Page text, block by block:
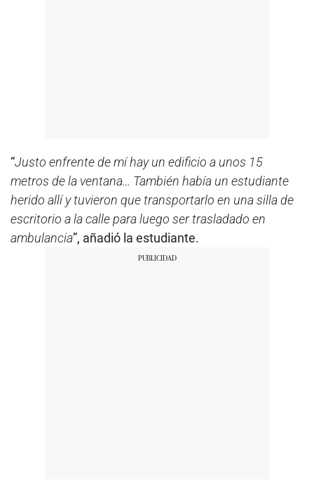
“Justo enfrente de mí hay un edificio a unos 15
metros de la ventana… También había un estudiante
herido allí y tuvieron que transportarlo en una silla de
escritorio a la calle para luego ser trasladado en
ambulancia”, añadió la estudiante.